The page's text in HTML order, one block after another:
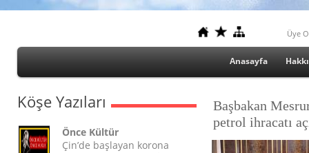
Üye
Anasayfa
Köşe Yazıları
Önce Kültür
Çin’de başlayan korona
Başbakan
petrol ihracatı